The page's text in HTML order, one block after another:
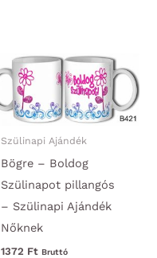
Szülinapi Ajándék
Bögre – Boldog
Szülinapot pillangós
– Szülinapi Ajándék
Nőknek
1372 Ft Bruttó